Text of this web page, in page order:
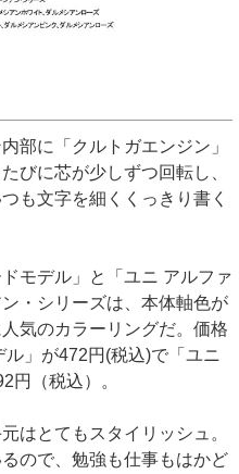
部に「クルトガエンジン」
びに芯が少しずつ回転し、
も文字を細くくっきり書く
モデル」と「ユニ アルファ
・シリーズは、本体軸色が
気のカラーリングだ。価格
」が472円(税込)で「ユニ
円（税込）。
はとてもスタイリッシュ。
ので、勉強も仕事もはかど